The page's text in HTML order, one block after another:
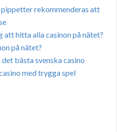
pippetter rekommenderas att
att hitta alla casinon på nätet?
på nätet?
bästa svenska casino
med trygga spel